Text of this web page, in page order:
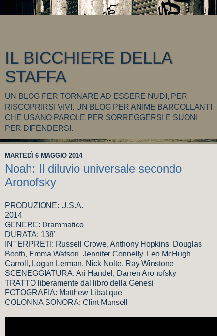
IL BICCHIERE DELLA
STAFFA
UN BLOG PER TORNARE AD ESSERE NUDI, PER
RISCOPRIRSI VIVI. UN BLOG PER ANIME BARCOLLANTI
CHE USANO PAROLE PER SORREGGERSI E SUONI
PER DIFENDERSI.
MARTEDÌ 6 MAGGIO 2014
Noah: Il diluvio universale secondo
Aronofsky
PRODUZIONE: U.S.A.
2014
GENERE: Drammatico
DURATA: 138’
INTERPRETI: Russell Crowe, Anthony Hopkins, Douglas
Booth, Emma Watson, Jennifer Connelly, Leo McHugh
Carroll, Logan Lerman, Nick Nolte, Ray Winstone
SCENEGGIATURA: Ari Handel, Darren Aronofsky
TRATTO liberamente dal libro della Genesi
FOTOGRAFIA: Matthew Libatique
COLONNA SONORA: Clint Mansell